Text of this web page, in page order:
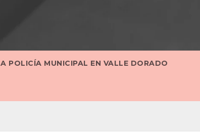
POLICÍA MUNICIPAL EN VALLE DORADO